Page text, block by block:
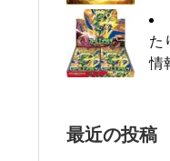
た
情
最近の投稿